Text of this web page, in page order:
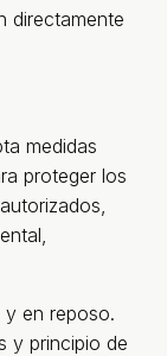
directamente
medidas
proteger los
en reposo.
y principio de